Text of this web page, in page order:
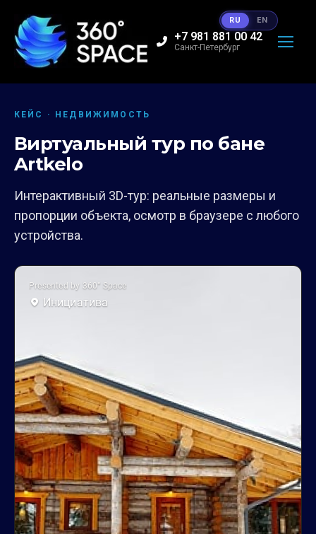
+7 981 881 00 42
Санкт-Петербург
КЕЙС · НЕДВИЖИМОСТЬ
Виртуальный тур по бане
Artkelo
Интерактивный 3D-тур: реальные размеры и
пропорции объекта, осмотр в браузере с любого
устройства.
RU EN